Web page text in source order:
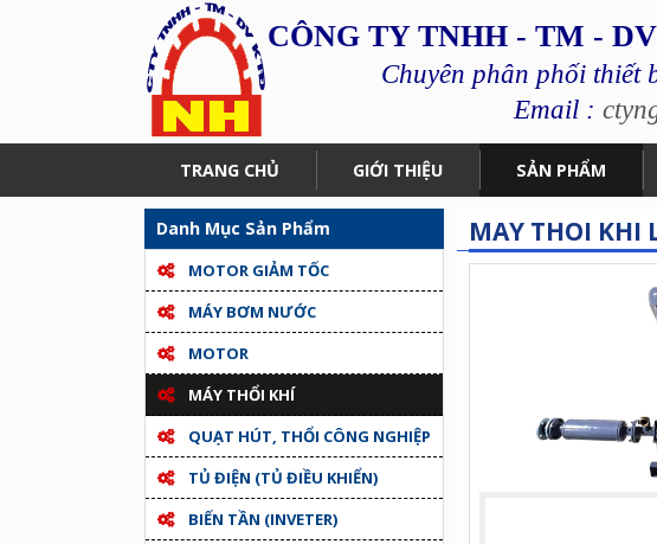
CÔNG TY TNHH - TM -
Chuyên phân phối thiết
Email :
TRANG CHỦ GIỚI THIỆU SẢN PHẨM
Danh Mục Sản Phẩm
MOTOR GIẢM TỐC
MÁY BƠM NƯỚC
MOTOR
MÁY THỔI KHÍ
QUẠT HÚT, THỔI CÔNG NGHIỆP
TỦ ĐIỆN (TỦ ĐIỀU KHIỂN)
BIẾN TẦN (INVETER)
MAY THOI KHI